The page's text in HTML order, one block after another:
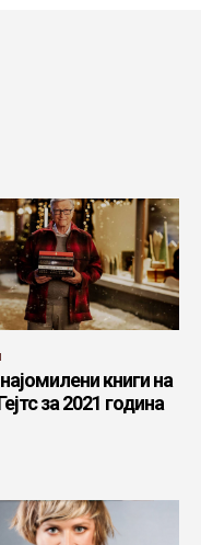
книги на
за 2021 година